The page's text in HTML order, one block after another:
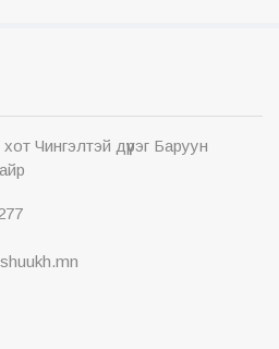
Чингэлтэй дүүрэг Баруун